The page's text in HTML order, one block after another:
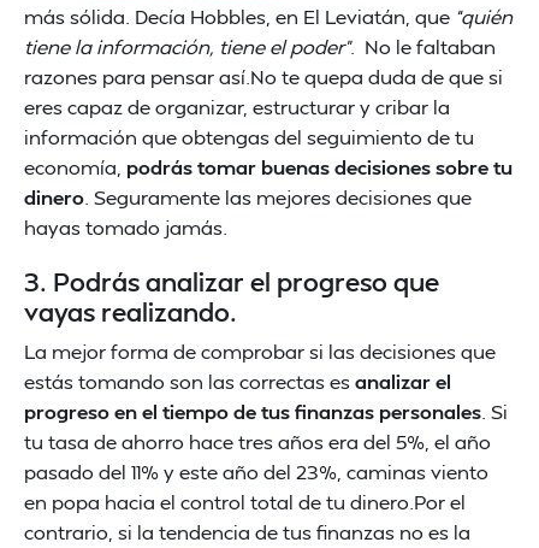
más sólida. Decía Hobbles, en El Leviatán, que “quién
tiene la información, tiene el poder”. No le faltaban
razones para pensar así.No te quepa duda de que si
eres capaz de organizar, estructurar y cribar la
información que obtengas del seguimiento de tu
economía, podrás tomar buenas decisiones sobre tu
dinero . Seguramente las mejores decisiones que
hayas tomado jamás.
3. Podrás analizar el progreso que
vayas realizando.
La mejor forma de comprobar si las decisiones que
estás tomando son las correctas esanalizar el
progreso en el tiempo de tus finanzas personales . Si
tu tasa de ahorro hace tres años era del 5%, el año
pasado del 11% y este año del 23%, caminas viento
en popa hacia el control total de tu dinero.Por el
contrario, si la tendencia de tus finanzas no es la